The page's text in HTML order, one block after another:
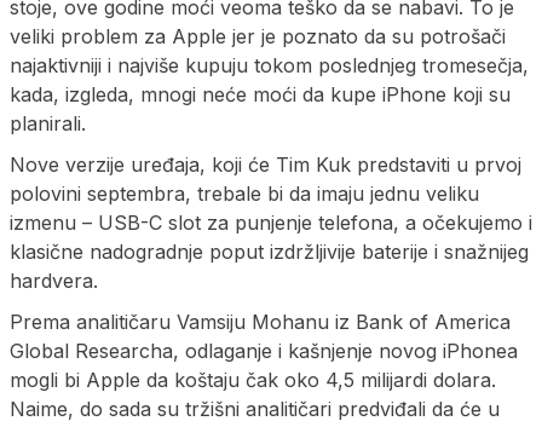
stoje, ove godine moći veoma teško da se nabavi. To je
veliki problem za Apple jer je poznato da su potrošači
najaktivniji i najviše kupuju tokom poslednjeg tromesečja,
kada, izgleda, mnogi neće moći da kupe iPhone koji su
planirali.
Nove verzije uređaja, koji će Tim Kuk predstaviti u prvoj
polovini septembra, trebale bi da imaju jednu veliku
izmenu – USB-C slot za punjenje telefona, a očekujemo i
klasične nadogradnje poput izdržljivije baterije i snažnijeg
hardvera.
Prema analitičaru Vamsiju Mohanu iz Bank of America
Global Researcha, odlaganje i kašnjenje novog iPhonea
mogli bi Apple da koštaju čak oko 4,5 milijardi dolara.
Naime, do sada su tržišni analitičari predviđali da će u